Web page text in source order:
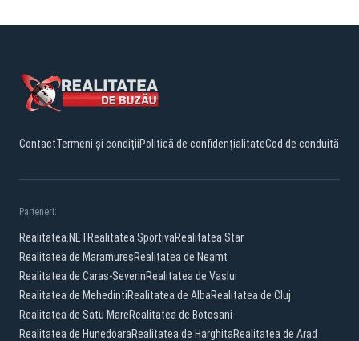
ContactTermeni și condițiiPolitică de confidențialitateCod de conduită
Parteneri:
Realitatea.NETRealitatea SportivaRealitatea Star
Realitatea de MaramuresRealitatea de Neamt
Realitatea de Caras-SeverinRealitatea de Vaslui
Realitatea de MehedintiRealitatea de AlbaRealitatea de Cluj
Realitatea de Satu MareRealitatea de Botosani
Realitatea de HunedoaraRealitatea de HarghitaRealitatea de Arad